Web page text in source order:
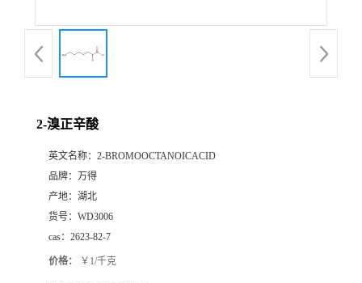
2-溴正辛酸
英文名称： 2-BROMOOCTANOICACID
品牌： 万得
产地： 湖北
货号： WD3006
cas： 2623-82-7
价格： ￥1/千克